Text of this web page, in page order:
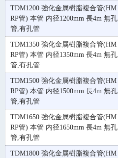
TDM1200 強化金属樹脂複合管(HM
RP管) 本管 内径1200mm 長4m 無孔
管,有孔管
TDM1350 強化金属樹脂複合管(HM
RP管) 本管 内径1350mm 長4m 無孔
管,有孔管
TDM1500 強化金属樹脂複合管(HM
RP管) 本管 内径1500mm 長4m 無孔
管,有孔管
TDM1650 強化金属樹脂複合管(HM
RP管) 本管 内径1650mm 長4m 無孔
管,有孔管
TDM1800 強化金属樹脂複合管(HM